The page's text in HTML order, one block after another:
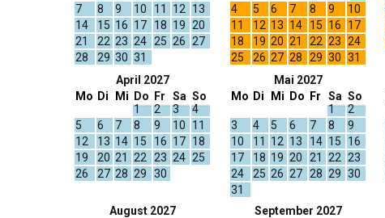
7
8 9 10 11 12
13
14
15 16 17 18 19 20
21
22 23 24 25 26 27
28
29 30 31
4
5 6 7 8 9
10
11
12 13 14 15 16
17
18
19 20 21 22 23 24
25
26 27 28 29 30 31
April 2027
Mo Di Mi
Do
1
Fr
2
Sa
3
So
4
5
6 7 8 9 10
11
12
13 14 15 16 17 18
19
20 21 22 23 24 25
26
27 28 29 30
Mai 2027
Mo Di Mi Do Fr
Sa
1
So
2
3
4 5 6 7 8
9
10
11 12 13 14 15
16
17
18 19 20 21 22 23
24
25 26 27 28 29 30
31
August 2027
September 2027